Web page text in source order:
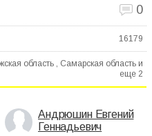
0
16179
область , Самарская область и
еще 2
Андрюшин Евгений
Геннадьевич